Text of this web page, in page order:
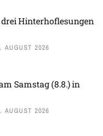
Hinterhoflesungen
AUGUST 2026
Samstag (8.8.) in
AUGUST 2026